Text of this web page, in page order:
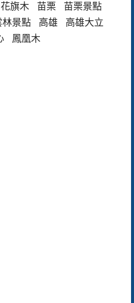
花旗木 苗栗
苗栗景點
林景點 高雄
高雄大立
鳳凰木